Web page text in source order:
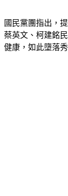
國民黨團指出，
蔡英文、柯建銘
健康，如此墮落